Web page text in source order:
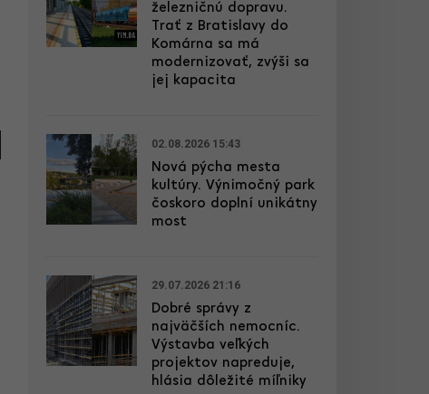
železničnú dopravu.
Trať z Bratislavy do
Komárna sa má
modernizovať, zvýši sa
jej kapacita
02.08.2026 15:43
Nová pýcha mesta
kultúry. Výnimočný park
čoskoro doplní unikátny
most
29.07.2026 21:16
Dobré správy z
najväčších nemocníc.
Výstavba veľkých
projektov napreduje,
hlásia dôležité míľniky